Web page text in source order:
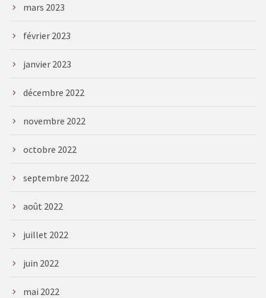
mars 2023
février 2023
janvier 2023
décembre 2022
novembre 2022
octobre 2022
septembre 2022
août 2022
juillet 2022
juin 2022
mai 2022